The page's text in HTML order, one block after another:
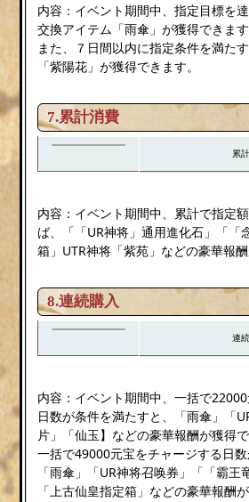
内容：イベント期間中、指定目標を
交換アイテム「雨傘」が獲得できます
また、７日間以内に指定条件を満た
「紫陽花」が獲得できます。
7.累計消費
累
内容：イベント期間中、累計で指定
ば、「「UR神将」通用進化石」「「
箱」UTR神将「紫苑」などの豪華報酬
8.連続購入
連
内容：イベント期間中、一括で
日数が条件を満たすと、「雨傘」「
片」「仙玉】などの豪華報酬が獲得で
一括で49000元宝をチャージする日数
「雨傘」「UR神将召唤券」「「霸王
「上古仙皇指定箱」などの豪華報酬